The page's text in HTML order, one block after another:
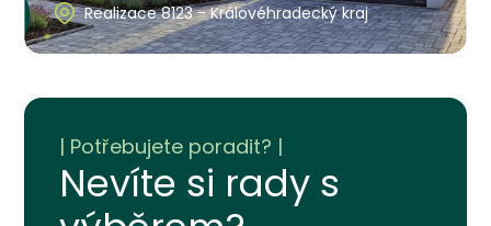
Realizace 8123 - Královéhradecký kraj
Nevíte si rady s